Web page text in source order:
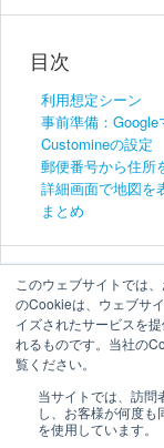
このウェブサイトでは
のCookieは、ウェブサ
イズされたサービスを
れるものです。当社の
覧ください。
当サイトでは、訪問
し、お客様が何度
を使用しています。
目次
利用想定シーン
事前準備：
Customineの設定
郵便番号から住所
詳細画面で地図を
まとめ